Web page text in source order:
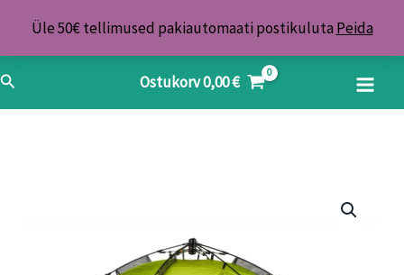
Üle 50€ tellimused pakiautomaati postikuluta Peida
content
Search Ostukorv0,00€